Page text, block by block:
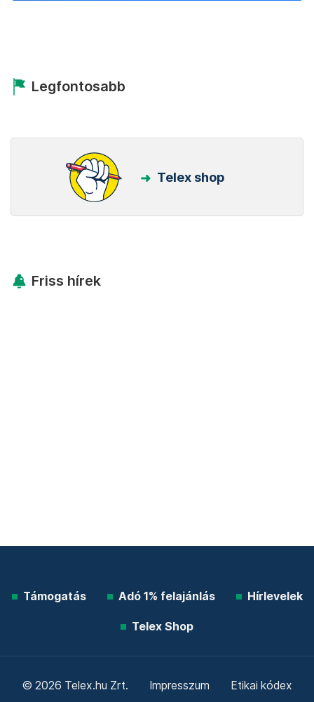
Legfontosabb
Telex shop
Friss hírek
Támogatás Adó 1% felajánlás Hírlevelek
Telex Shop
© 2026 Telex.hu Zrt. Impresszum Etikai kódex